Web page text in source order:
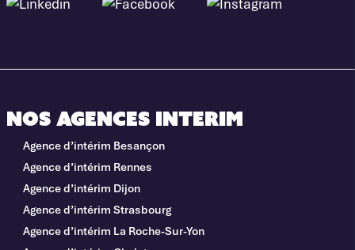
Nos agences interim
Agence d’intérim Besançon
Agence d’intérim Rennes
Agence d’intérim Dijon
Agence d’intérim Strasbourg
Agence d’intérim La Roche-Sur-Yon